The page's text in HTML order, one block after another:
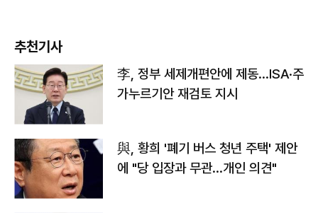
추천기사
李, 정부 세제개편안에 제동…ISA·주
가누르기안 재검토 지시
與, 황희 '폐기 버스 청년 주택' 제안
에 "당 입장과 무관…개인 의견"